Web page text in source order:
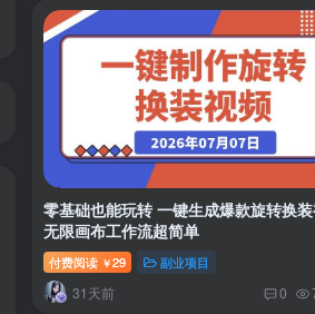
小红书卖虚拟产品：音乐优盘，1个月稳挣1-3万
零基础也能玩转 一键生成爆款旋转换装
无限画布工作流超简单
付费阅读 ￥29 副业项目
31天前 0